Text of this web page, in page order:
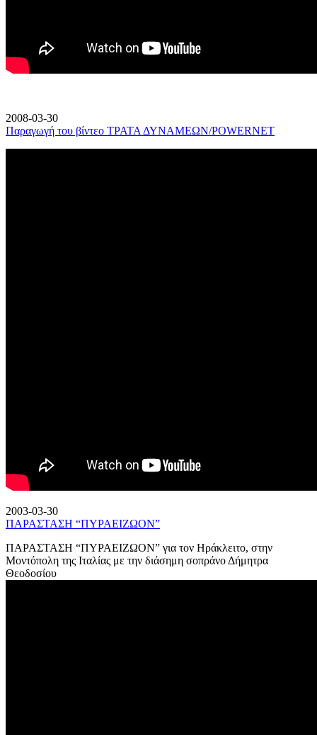
2008-03-30
Παραγωγή του βίντεο ΤΡΑΤΑ ΔΥΝΑΜΕΩΝ/POWERNET
2003-03-30
ΠΑΡΑΣΤΑΣΗ “ΠΥΡΑΕΙΖΩΟΝ”
ΠΑΡΑΣΤΑΣΗ “ΠΥΡΑΕΙΖΩΟΝ” για τον Ηράκλειτο, στην
Μοντόπολη της Ιταλίας με την διάσημη σοπράνο Δήμητρα
Θεοδοσίου